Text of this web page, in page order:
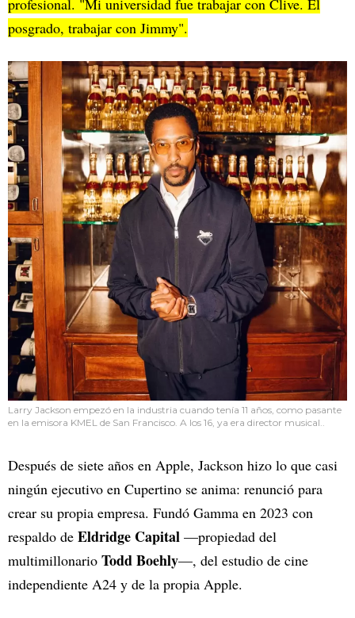
profesional. "Mi universidad fue trabajar con Clive. El
posgrado, trabajar con Jimmy".
Larry Jackson empezó en la industria cuando tenía 11 años, como pasante
en la emisora KMEL de San Francisco. A los 16, ya era director musical..
Después de siete años en Apple, Jackson hizo lo que casi
ningún ejecutivo en Cupertino se anima: renunció para
crear su propia empresa. Fundó Gamma en 2023 con
respaldo de Eldridge Capital —propiedad del
multimillonario Todd Boehly—, del estudio de cine
independiente A24 y de la propia Apple.